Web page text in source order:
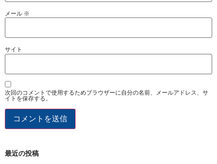
メール ※
サイト
次回のコメントで使用するためブラウザーに自分の名前、メールアドレス、サ
イトを保存する。
最近の投稿